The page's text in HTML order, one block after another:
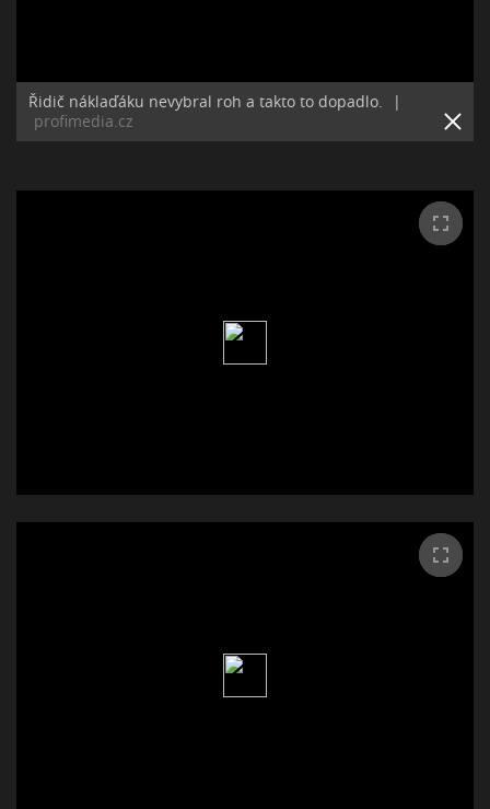
Řidič náklaďáku nevybral roh a takto to dopadlo.
|
profimedia.cz